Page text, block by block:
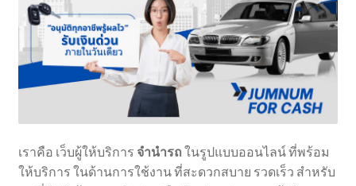
เราคือ เว็บผู้ให้บริการ จำนำรถ ในรูปแบบออนไลน์ ที่พร้อม
ให้บริการ ในด้านการใช้งาน ที่สะดวกสบาย รวดเร็ว สำหรับ